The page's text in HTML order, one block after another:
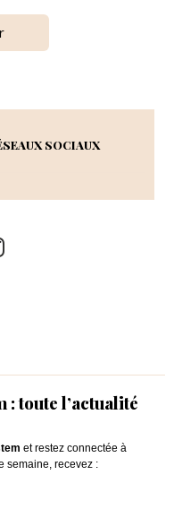
SOCIAUX
: toute l’actualité
et restez connectée à
semaine, recevez :